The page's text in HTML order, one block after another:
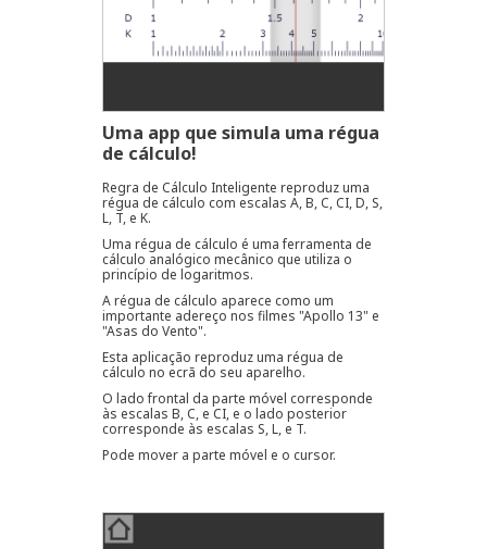
Uma app que simula uma régua
de cálculo!
Regra de Cálculo Inteligente reproduz uma
régua de cálculo com escalas A, B, C, CI, D, S,
L, T, e K.
Uma régua de cálculo é uma ferramenta de
cálculo analógico mecânico que utiliza o
princípio de logaritmos.
A régua de cálculo aparece como um
importante adereço nos filmes "Apollo 13" e
"Asas do Vento".
Esta aplicação reproduz uma régua de
cálculo no ecrã do seu aparelho.
O lado frontal da parte móvel corresponde
às escalas B, C, e CI, e o lado posterior
corresponde às escalas S, L, e T.
Pode mover a parte móvel e o cursor.